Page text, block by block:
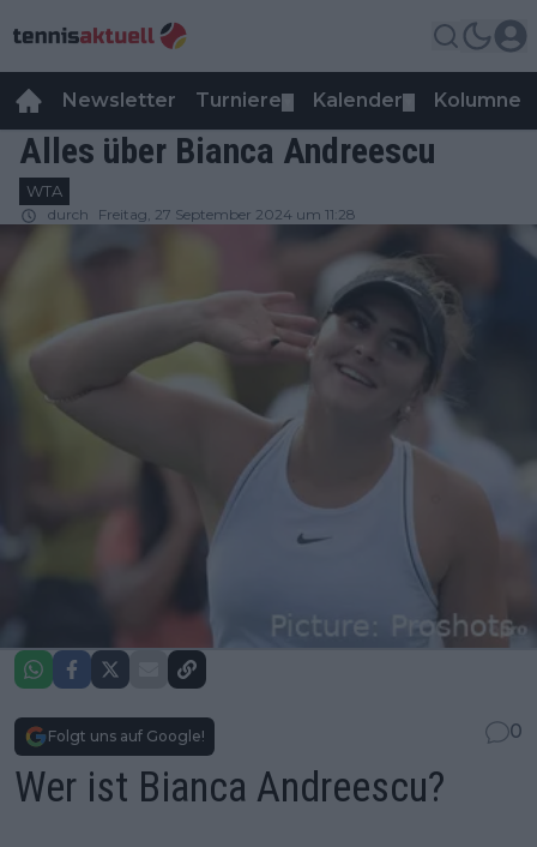
Newsletter Turniere Kalender Kolumnen
Alles über Bianca Andreescu
WTA
durch Freitag, 27 September 2024 um 11:28
Folgt uns auf Google! 0
Wer ist Bianca Andreescu?